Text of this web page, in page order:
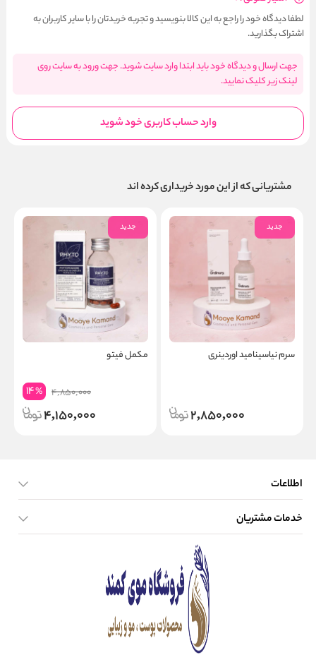
لطفا دیدگاه خود را راجع به این کالا بنویسید و تجربه خریدتان را با سایر کاربران به
اشتراک بگذارید.
جهت ارسال و دیدگاه خود باید ابتدا وارد سایت شوید. جهت ورود به سایت روی
لینک زیر کلیک نمایید.
وارد حساب کاربری خود شوید
مشتریانی که از این مورد خریداری کرده اند
جدید
سرم نیاسینامید اوردینری
2,850,000
جدید
مکمل فیتو
4,850,000
14%
4,150,000
اطلاعات
صفحه اصلی
خدمات مشتریان